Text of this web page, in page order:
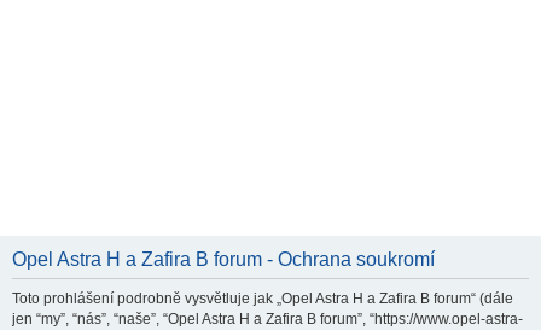
Opel Astra H a Zafira B forum - Ochrana soukromí
Toto prohlášení podrobně vysvětluje jak „Opel Astra H a Zafira B forum“ (dále
jen “my”, “nás”, “naše”, “Opel Astra H a Zafira B forum”, “https://www.opel-astra-